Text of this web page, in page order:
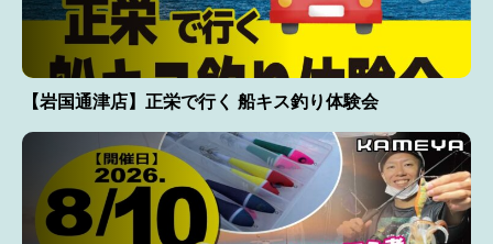
【岩国通津店】正栄で行く 船キス釣り体験会